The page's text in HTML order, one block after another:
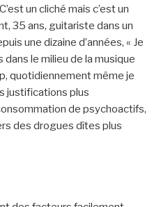
C’est un cliché mais c’est un
35 ans, guitariste dans un
une dizaine d’années, « Je
le milieu de la musique
quotidiennement même je
justifications plus
de psychoactifs,
des drogues dîtes plus